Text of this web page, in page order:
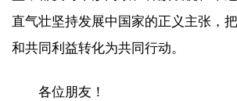
直气壮坚持发展中国家的正义主张，
和共同利益转化为共同行动。
各位朋友！